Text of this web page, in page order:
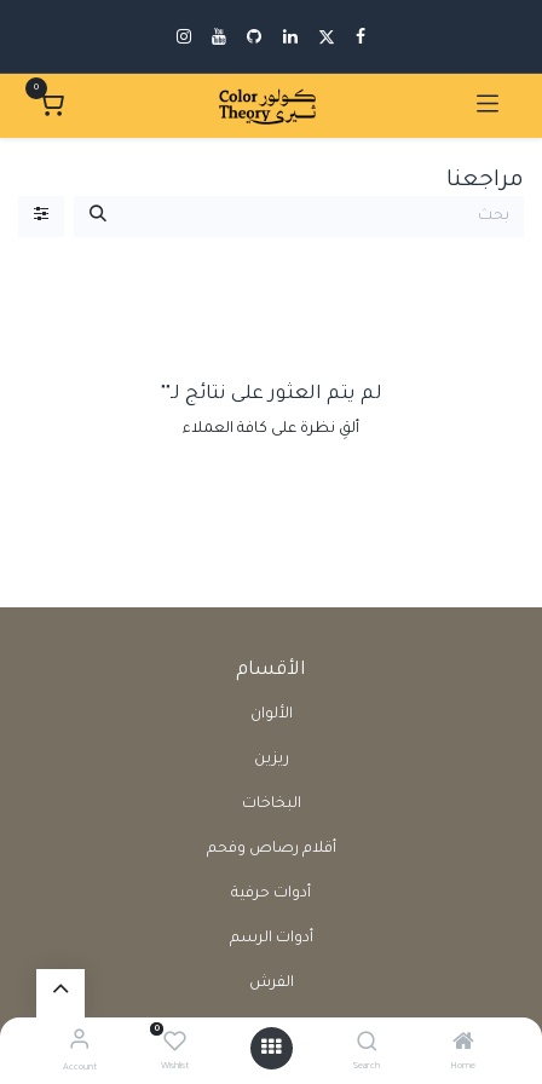
Home
Search
0
Wishlist
Account
0
مراجعنا
لم يتم العثور على نتائج لـ""
ألقِ نظرة على كافة العملاء
الأقسام
الألوان
ريزين
البخاخات
أقلام رصاص وفحم
أدوات حرفية
أدوات الرسم
الفرش
كراسات